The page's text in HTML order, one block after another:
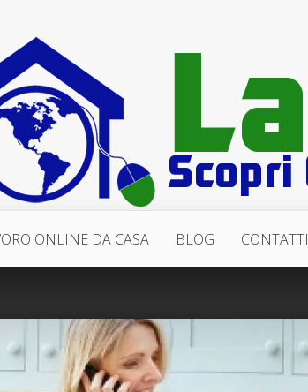
ONLINE DA CASA BLOG CONTATTI